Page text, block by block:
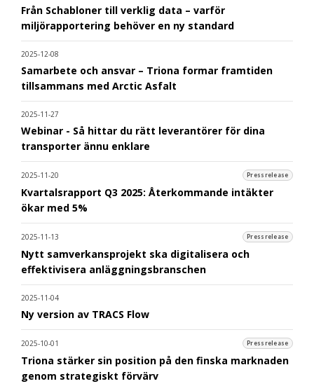
Från Schabloner till verklig data – varför
miljörapportering behöver en ny standard
2025-12-08
Samarbete och ansvar – Triona formar framtiden
tillsammans med Arctic Asfalt
2025-11-27
Webinar - Så hittar du rätt leverantörer för dina
transporter ännu enklare
2025-11-20 Pressrelease
Kvartalsrapport Q3 2025: Återkommande intäkter
ökar med 5%
2025-11-13 Pressrelease
Nytt samverkansprojekt ska digitalisera och
effektivisera anläggningsbranschen
2025-11-04
Ny version av TRACS Flow
2025-10-01 Pressrelease
Triona stärker sin position på den finska marknaden
genom strategiskt förvärv